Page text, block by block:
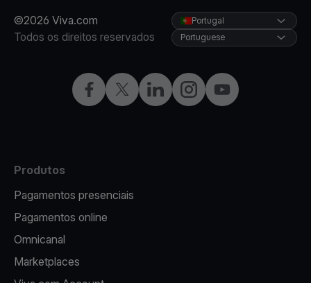
©2026 Viva.com
Todos os direitos reservados
FacebookTwitterLinkedInInstagramYouTube
Portugal
Portuguese
Produtos
Pagamentos presenciais
Pagamentos online
Omnicanal
Marketplaces